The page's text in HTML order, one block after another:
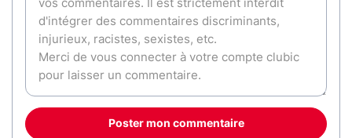
Poster mon commentaire